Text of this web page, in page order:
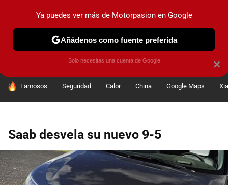
PRUEBAS COCHES ELÉCTRICOS OBSERVATORIO
HOY SE HABLA DE
Famosos Seguridad Calor China Google Maps
Saab desvela su nuevo 9-5
×
Ya puedes ver más de Motorpasion en Google
Añádenos como fuente preferida
Solo necesitas una cuenta de Google